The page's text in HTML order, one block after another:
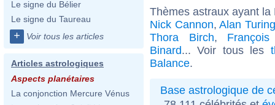
Le signe du Bélier
Le signe du Taureau
+ Voir tous les articles
Articles astrologiques
Aspects planétaires
La conjonction Mercure Vénus
Thèmes astraux ayant
Nick Cannon,Alan
Thora Birch,
Binard... Voir tous les
Balance.
Base astrologique de